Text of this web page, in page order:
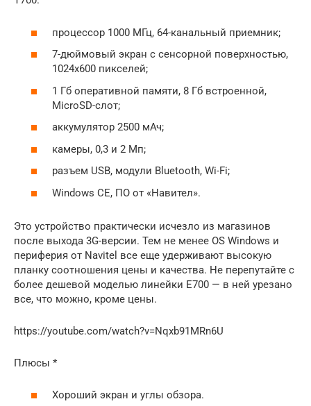
процессор 1000 МГц, 64-канальный приемник;
7-дюймовый экран с сенсорной поверхностью,
1024х600 пикселей;
1 Гб оперативной памяти, 8 Гб встроенной,
MicroSD-слот;
аккумулятор 2500 мАч;
камеры, 0,3 и 2 Мп;
разъем USB, модули Bluetooth, Wi-Fi;
Windows CE, ПО от «Навител».
Это устройство практически исчезло из магазинов
после выхода 3G-версии. Тем не менее OS Windows и
периферия от Navitel все еще удерживают высокую
планку соотношения цены и качества. Не перепутайте с
более дешевой моделью линейки E700 — в ней урезано
все, что можно, кроме цены.
https://youtube.com/watch?v=Nqxb91MRn6U
Плюсы *
Хороший экран и углы обзора.